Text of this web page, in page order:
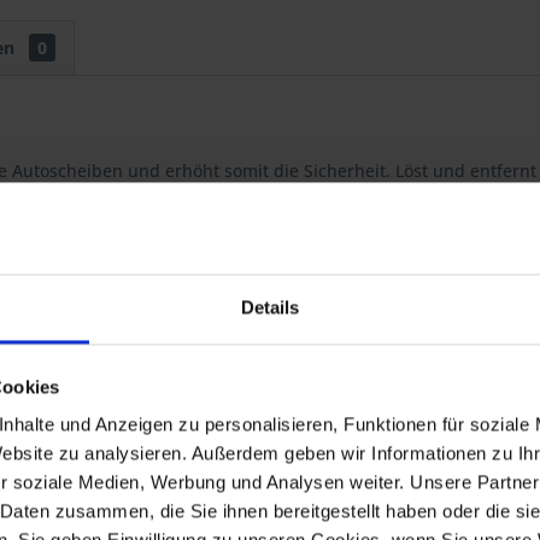
Details
und Anzeigen zu personalisieren, Funktionen für soziale
zu analysieren. Außerdem geben wir Informationen zu
soziale Medien, Werbung und Analysen weiter. Unsere
zusammen, die Sie ihnen bereitgestellt haben oder die
0
und erhöht somit die Sicherheit. Löst und
gegenüber Gummi, Lacken und Kunststoffen.
R 60/5
1969-1973
R 60/6
1973-1976